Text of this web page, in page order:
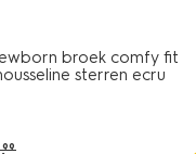
broek comfy fit
sterren ecru
.99